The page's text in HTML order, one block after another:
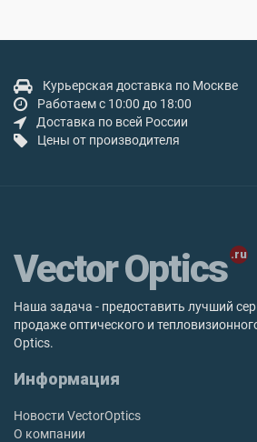
Курьерская доставка по Москве
Работаем с 10:00 до 18:00
Доставка по всей России
Цены от производителя
Vector Optics
Наша задача - предоставить лучший
продаже оптического и
Optics.
Информация
Новости VectorOptics
О компании